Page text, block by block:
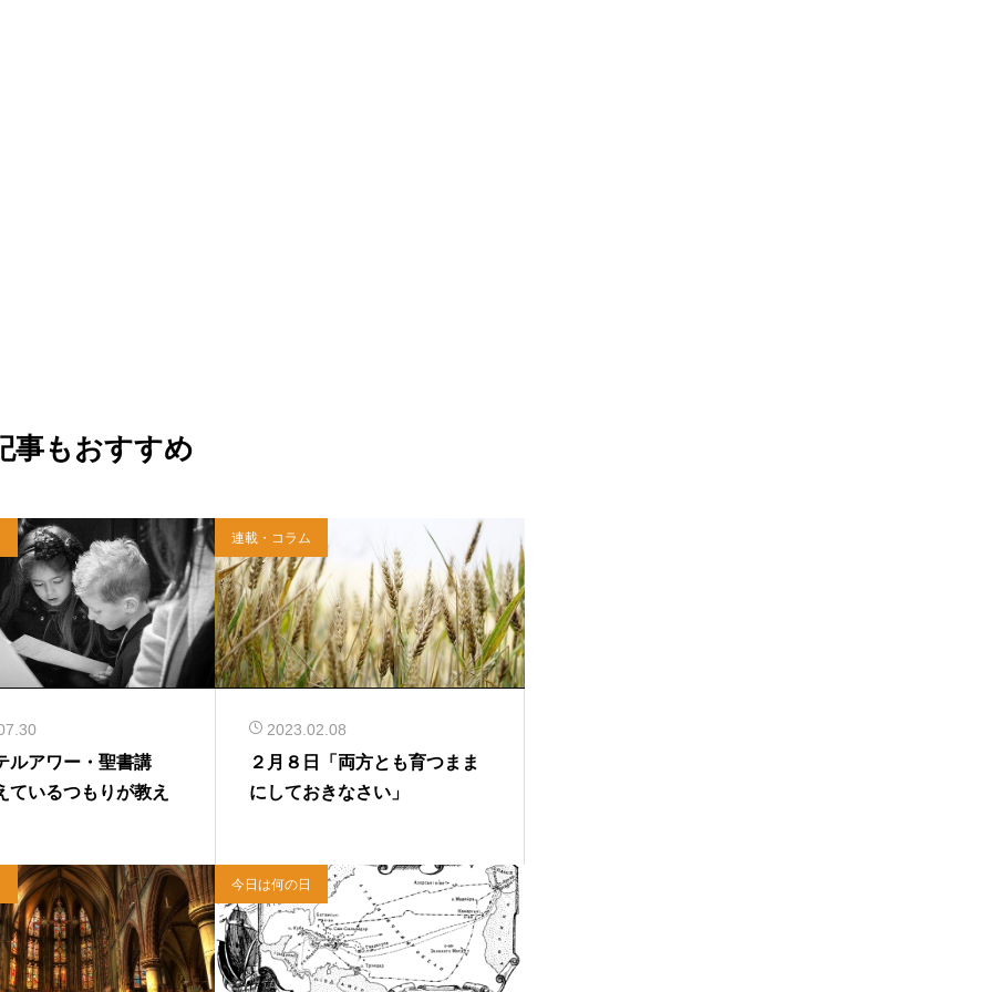
事もおすすめ
ルアワー・聖書講
ているつもりが教え
連載・コラム
2023.02.08
２月８日「両方とも育つまま
にしておきなさい」
今日は何の日